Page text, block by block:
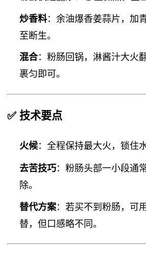
炒香料：余油爆香姜蒜片，加
至断生。
混合：粉肠回锅，淋酱汁大火
裹匀即可。
✅技术要点
火候：全程保持最大火，锁住
去苦技巧：粉肠头部一小段通
除。
替代方案：若买不到粉肠，可
替，但口感略不同。